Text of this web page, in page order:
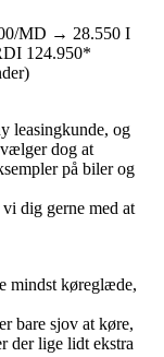
MD → 28.550 I
124.950*
leasingkunde, og
dog at
på biler og
dig gerne med at
mindst køreglæde,
bare sjov at køre,
der lige lidt ekstra